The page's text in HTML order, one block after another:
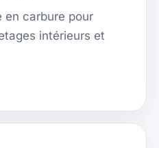
en carbure pour
intérieurs et